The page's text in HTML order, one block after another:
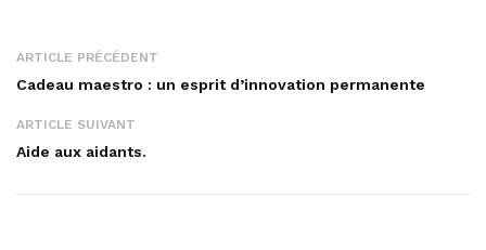
ARTICLE PRÉCÉDENT
Cadeau maestro : un esprit d’innovation permanente
ARTICLE SUIVANT
Aide aux aidants.